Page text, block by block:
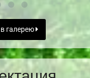
галерею